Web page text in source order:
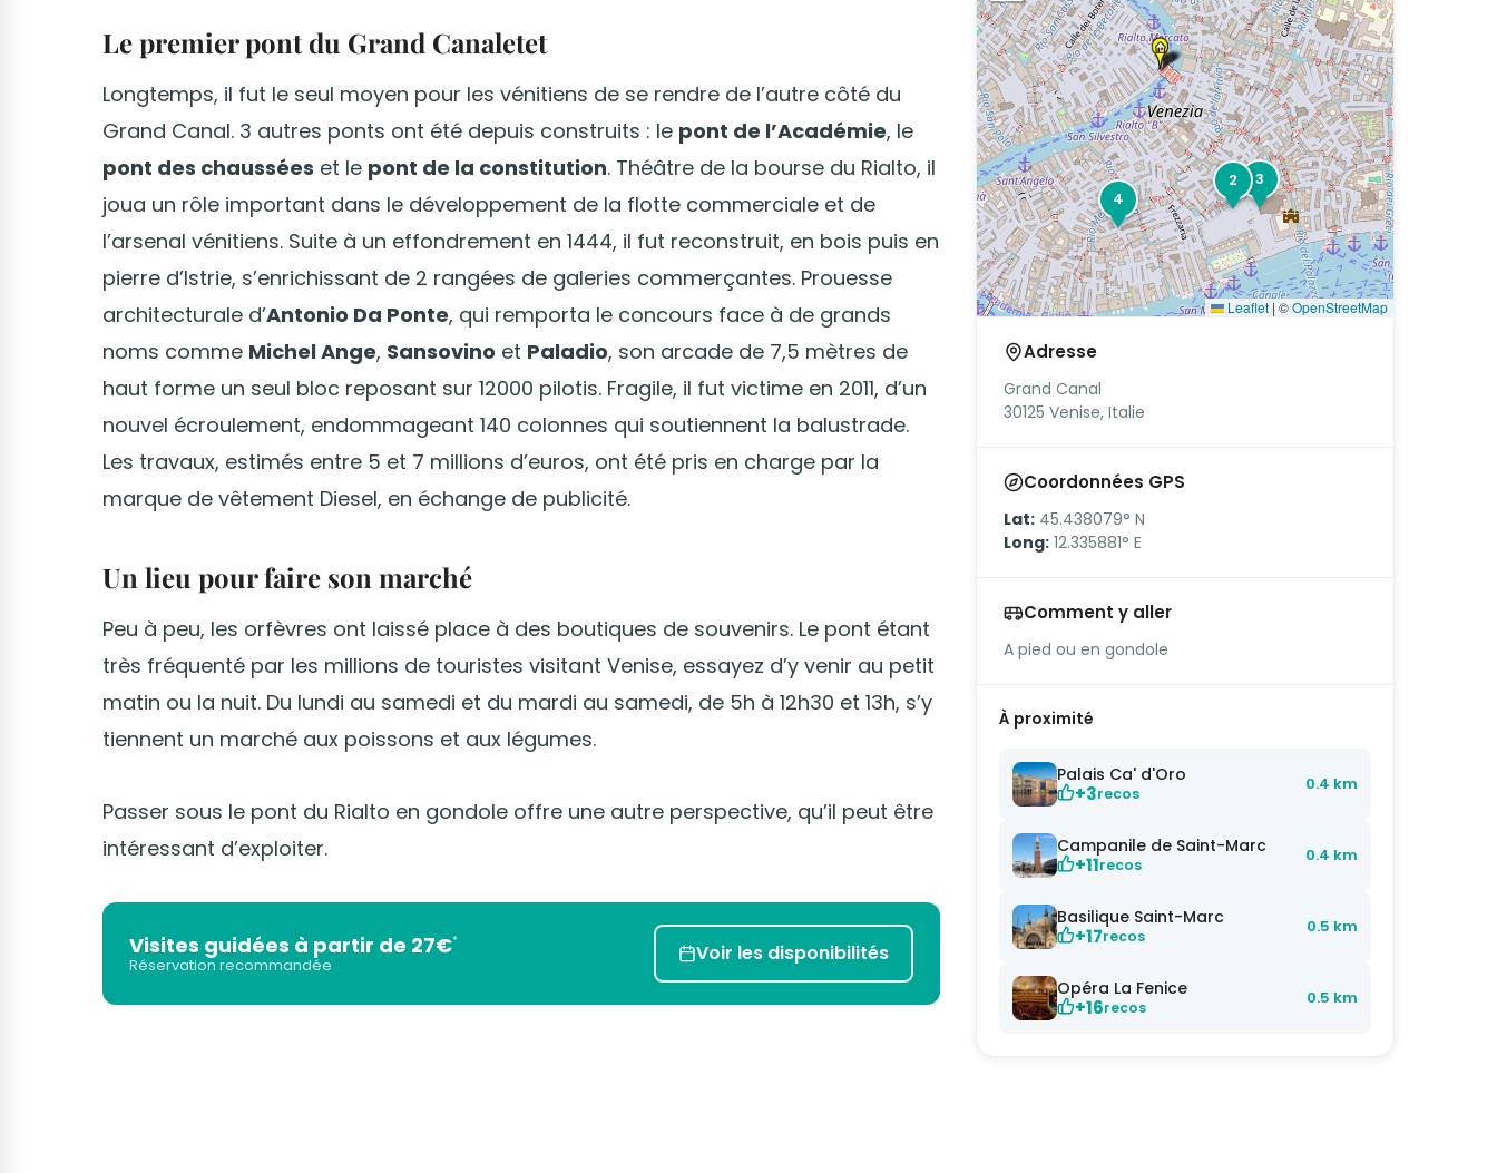
Le premier pont du Grand Canaletet
Longtemps, il fut le seul moyen pour les vénitiens de se rendre de l’autre côté du
Grand Canal. 3 autres ponts ont été depuis construits : le pont de l’Académie, le
pont des chaussées et le pont de la constitution. Théâtre de la bourse du Rialto, il
joua un rôle important dans le développement de la flotte commerciale et de
l’arsenal vénitiens. Suite à un effondrement en 1444, il fut reconstruit, en bois puis en
pierre d’Istrie, s’enrichissant de 2 rangées de galeries commerçantes. Prouesse
architecturale d’Antonio Da Ponte, qui remporta le concours face à de grands
noms comme Michel Ange, Sansovino et Paladio, son arcade de 7,5 mètres de
haut forme un seul bloc reposant sur 12000 pilotis. Fragile, il fut victime en 2011, d’un
nouvel écroulement, endommageant 140 colonnes qui soutiennent la balustrade.
Les travaux, estimés entre 5 et 7 millions d’euros, ont été pris en charge par la
marque de vêtement Diesel, en échange de publicité.
Un lieu pour faire son marché
Peu à peu, les orfèvres ont laissé place à des boutiques de souvenirs. Le pont étant
très fréquenté par les millions de touristes visitant Venise, essayez d’y venir au petit
matin ou la nuit. Du lundi au samedi et du mardi au samedi, de 5h à 12h30 et 13h, s’y
tiennent un marché aux poissons et aux légumes.
Passer sous le pont du Rialto en gondole offre une autre perspective, qu’il peut être
intéressant d’exploiter.
Visites guidées à partir de 27€*
Réservation recommandée Voir les disponibilités
2
3
4
Leaflet |©OpenStreetMap
Adresse
Grand Canal
30125 Venise, Italie
Coordonnées GPS
Lat: 45.438079° N
Long: 12.335881° E
Comment y aller
A pied ou en gondole
À proximité
Palais Ca' d'Oro
+3recos 0.4 km
Campanile de Saint-Marc
+11recos 0.4 km
Basilique Saint-Marc
+17recos 0.5 km
Opéra La Fenice
+16recos 0.5 km